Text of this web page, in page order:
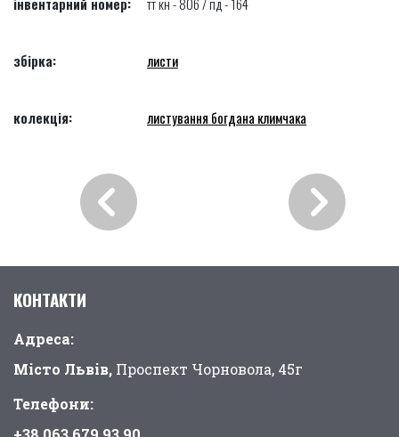
збірка: листи
колекція: листування богдана климчака
КОНТАКТИ
Адреса:
Місто Львів, Проспект Чорновола, 45г
Телефони: